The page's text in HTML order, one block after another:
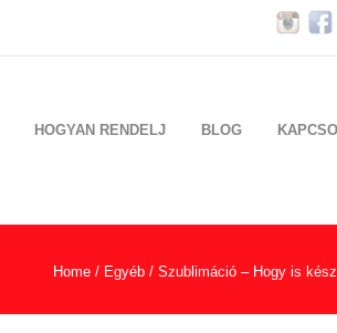
HOGYAN RENDELJ BLOG
Home / Egyéb / Szublimáció – Hogy is